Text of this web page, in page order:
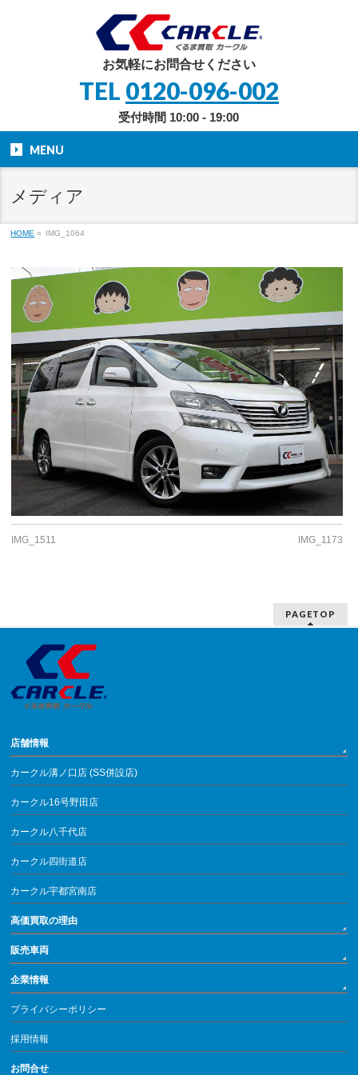
お気軽にお問合せください
TEL 0120-096-002
受付時間 10:00 - 19:00
MENU
メディア
HOME » IMG_1064
IMG_1511 IMG_1173
PAGETOP
店舗情報
カークル溝ノ口店 (SS併設店)
カークル16号野田店
カークル八千代店
カークル四街道店
カークル宇都宮南店
高価買取の理由
販売車両
企業情報
プライバシーポリシー
採用情報
お問合せ